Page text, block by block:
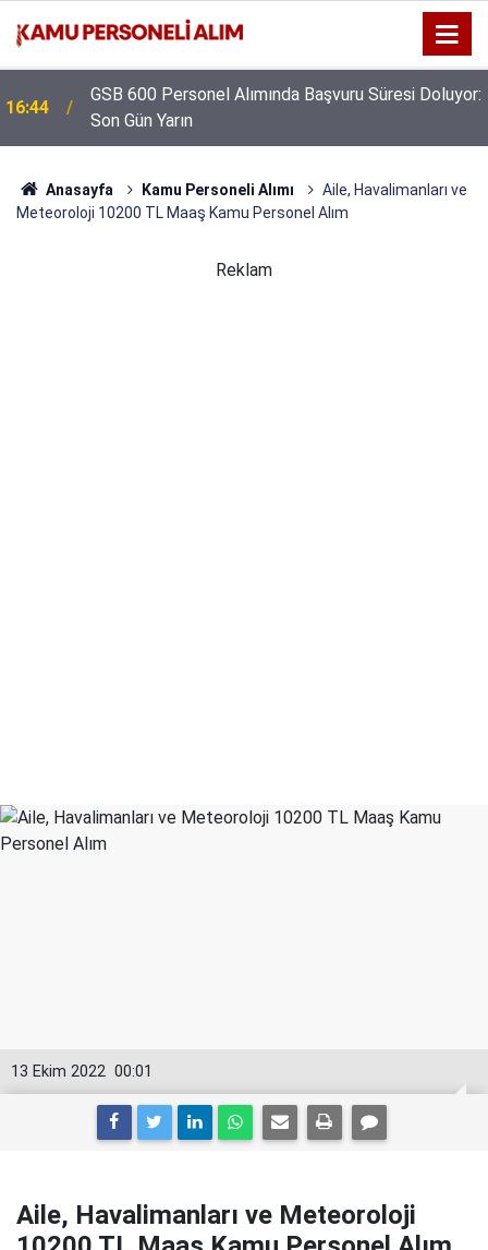
16:44
GSB 600 Personel Alımında Başvuru Süresi Doluyor:
Son Gün Yarın
Anasayfa Kamu Personeli Alımı
Aile, Havalimanları ve
Meteoroloji 10200 TL Maaş Kamu Personel Alım
Reklam
00:01
13 Ekim 2022
Aile, Havalimanları ve Meteoroloji